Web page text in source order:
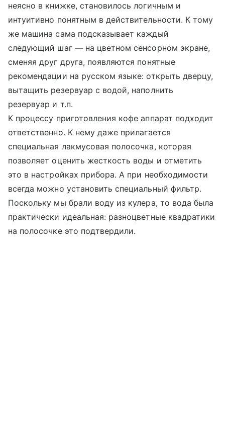
неясно в книжке, становилось логичным и
интуитивно понятным в действительности. К тому
же машина сама подсказывает каждый
следующий шаг — на цветном сенсорном экране,
сменяя друг друга, появляются понятные
рекомендации на русском языке: открыть дверцу,
вытащить резервуар с водой, наполнить
резервуар и т.п.
К процессу приготовления кофе аппарат подходит
ответственно. К нему даже прилагается
специальная лакмусовая полосочка, которая
позволяет оценить жесткость воды и отметить
это в настройках прибора. А при необходимости
всегда можно установить специальный фильтр.
Поскольку мы брали воду из кулера, то вода была
практически идеальная: разноцветные квадратики
на полосочке это подтвердили.